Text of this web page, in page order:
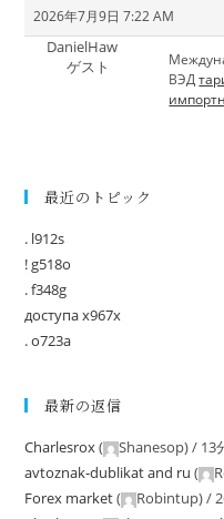
2026年7月9日 7:22 AM
DanielHaw
ゲスト
ВЭД
最近のトピック
. l912s
! g518o
. f348g
доступа x967x
. o723a
最新の返信
Charlesrox( Shanesop) / 13
avtoznak-dublikat and ru (
Forex market( Robintup) /